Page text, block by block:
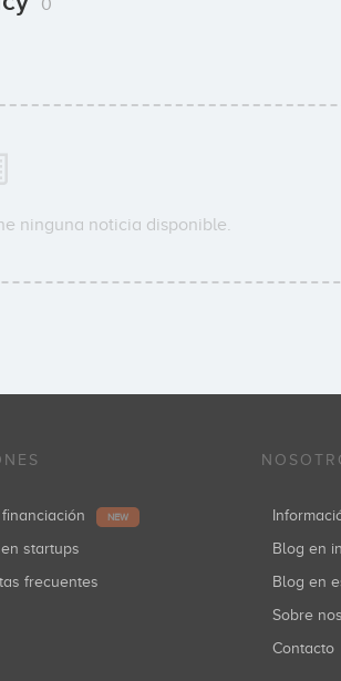
ninguna noticia disponible.
financiación NEW
startups
frecuentes
Blog en
Blog en
Sobre
Contacto